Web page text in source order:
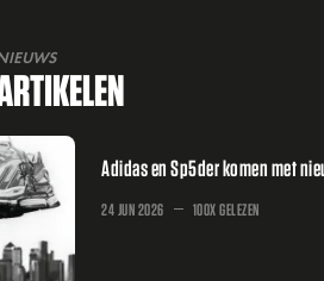
Adidas en Sp5der komen met
24 JUN 2026 100X GELEZEN